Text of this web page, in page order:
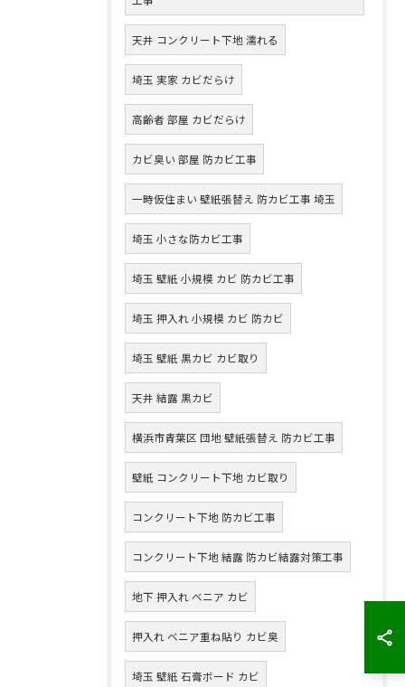
天井 コンクリート下地 濡れる
埼玉 実家 カビだらけ
高齢者 部屋 カビだらけ
カビ臭い 部屋 防カビ工事
一時仮住まい 壁紙張替え 防カビ工事 埼玉
埼玉 小さな防カビ工事
埼玉 壁紙 小規模 カビ 防カビ工事
埼玉 押入れ 小規模 カビ 防カビ
埼玉 壁紙 黒カビ カビ取り
天井 結露 黒カビ
横浜市青葉区 団地 壁紙張替え 防カビ工事
壁紙 コンクリート下地 カビ取り
コンクリート下地 防カビ工事
コンクリート下地 結露 防カビ結露対策工事
地下 押入れ ベニア カビ
押入れ ベニア重ね貼り カビ臭
埼玉 壁紙 石膏ボード カビ